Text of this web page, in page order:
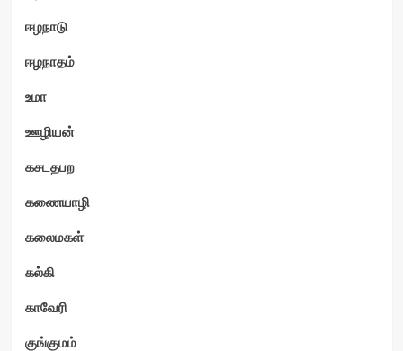
ஈழநாடு
ஈழநாதம்
உமா
ஊழியன்
கசடதபற
கணையாழி
கலைமகள்
கல்கி
காவேரி
குங்குமம்